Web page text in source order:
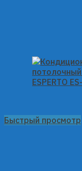
Быстрый просмотр